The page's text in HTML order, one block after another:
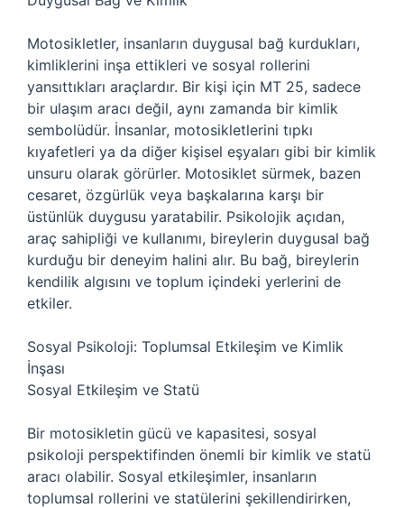
Motosikletler, insanların duygusal bağ kurdukları,
kimliklerini inşa ettikleri ve sosyal rollerini
yansıttıkları araçlardır. Bir kişi için MT 25, sadece
bir ulaşım aracı değil, aynı zamanda bir kimlik
sembolüdür. İnsanlar, motosikletlerini tıpkı
kıyafetleri ya da diğer kişisel eşyaları gibi bir kimlik
unsuru olarak görürler. Motosiklet sürmek, bazen
cesaret, özgürlük veya başkalarına karşı bir
üstünlük duygusu yaratabilir. Psikolojik açıdan,
araç sahipliği ve kullanımı, bireylerin duygusal bağ
kurduğu bir deneyim halini alır. Bu bağ, bireylerin
kendilik algısını ve toplum içindeki yerlerini de
etkiler.
Sosyal Psikoloji: Toplumsal Etkileşim ve Kimlik
İnşası
Sosyal Etkileşim ve Statü
Bir motosikletin gücü ve kapasitesi, sosyal
psikoloji perspektifinden önemli bir kimlik ve statü
aracı olabilir. Sosyal etkileşimler, insanların
toplumsal rollerini ve statülerini şekillendirirken,